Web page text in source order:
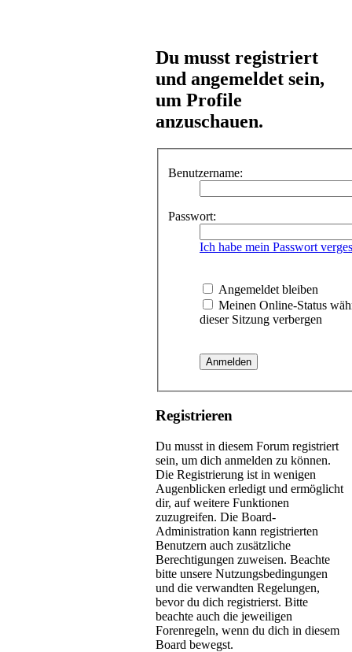
Du musst registriert
und angemeldet sein,
um Profile
anzuschauen.
Benutzername:
Passwort:
Ich habe mein Passwort
Angemeldet bleiben
Meinen Online-Status
dieser Sitzung verbergen
Registrieren
Du musst in diesem Forum registriert
sein, um dich anmelden zu können.
Die Registrierung ist in wenigen
Augenblicken erledigt und ermöglicht
dir, auf weitere Funktionen
zuzugreifen. Die Board-
Administration kann registrierten
Benutzern auch zusätzliche
Berechtigungen zuweisen. Beachte
bitte unsere Nutzungsbedingungen
und die verwandten Regelungen,
bevor du dich registrierst. Bitte
beachte auch die jeweiligen
Forenregeln, wenn du dich in diesem
Board bewegst.